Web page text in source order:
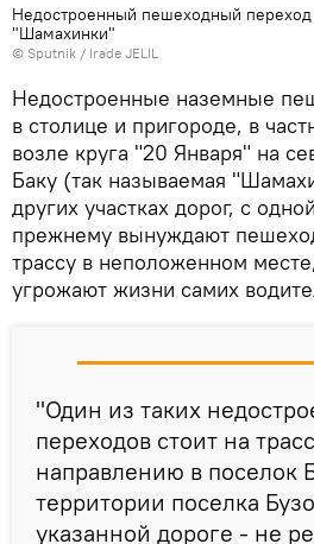
Недостроенный пешеходный переход
"Шамахинки"
© Sputnik / Irade JELIL
Недостроенные наземные
в столице и пригороде, в
возле круга "20 Января" на
Баку (так называемая
других участках дорог, с
прежнему вынуждают
трассу в неположенном
угрожают жизни самих
"Один из таких
переходов стоит на
направлению в поселок
территории поселка
указанной дороге - не